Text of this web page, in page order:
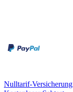
Nulltarif-Versicherung